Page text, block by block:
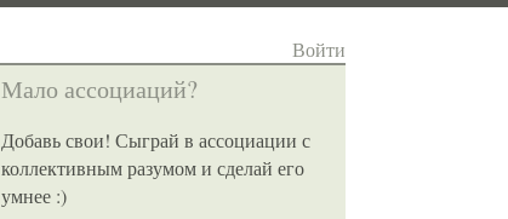
Войти
Мало ассоциаций?
Добавь свои! Сыграй в ассоциации с
коллективным разумом и сделай его
умнее :)